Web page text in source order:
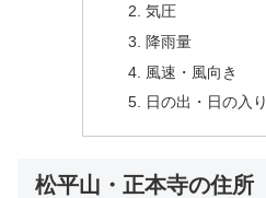
気圧
降雨量
風速・風向き
日の出・日の入り
松平山・正本寺の住所